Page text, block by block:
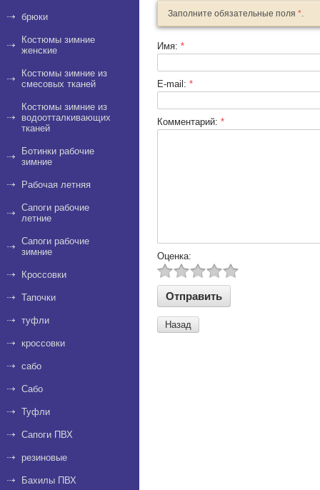
брюки
Костюмы зимние
женские
Костюмы зимние из
смесовых тканей
Костюмы зимние из
водоотталкивающих
тканей
Ботинки рабочие
зимние
Рабочая летняя
Сапоги рабочие
летние
Сапоги рабочие
зимние
Кроссовки
Тапочки
туфли
кроссовки
сабо
Сабо
Туфли
Сапоги ПВХ
резиновые
Бахилы ПВХ
Заполните обязательные поля *.
Имя: *
E-mail: *
Комментарий: *
Оценка:
Назад